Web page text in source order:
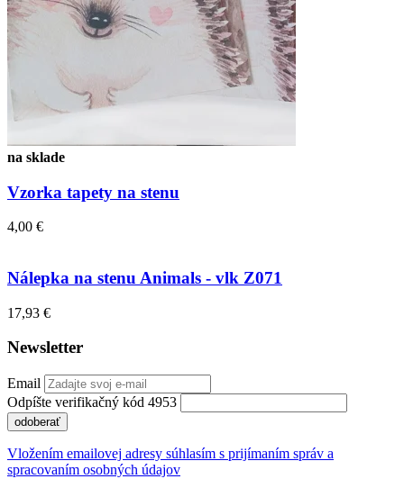
na sklade
Vzorka tapety na stenu
4,00 €
Nálepka na stenu Animals - vlk Z071
17,93 €
Newsletter
Email
Odpíšte verifikačný kód 4953
odoberať
Vložením emailovej adresy súhlasím s prijímaním správ a
spracovaním osobných údajov